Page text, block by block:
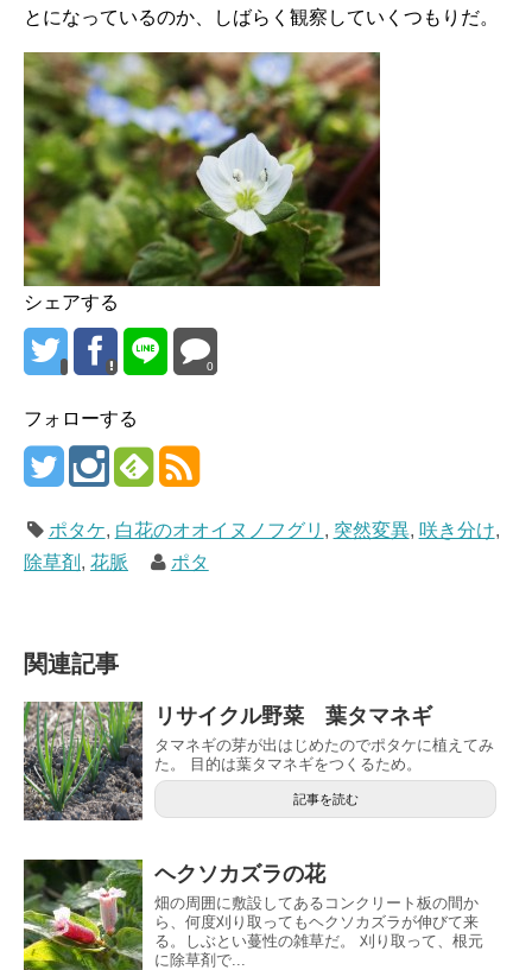
とになっているのか、しばらく観察していくつもりだ。
シェアする
0
フォローする
ポタケ, 白花のオオイヌノフグリ , 突然変異, 咲き分け,
除草剤 , 花脈 ポタ
関連記事
リサイクル野菜 葉タマネギ
タマネギの芽が出はじめたのでポタケに植えてみ
た。 目的は葉タマネギをつくるため。
記事を読む
ヘクソカズラの花
畑の周囲に敷設してあるコンクリート板の間か
ら、何度刈り取ってもヘクソカズラが伸びて来
る。しぶとい蔓性の雑草だ。 刈り取って、根元
に除草剤で...